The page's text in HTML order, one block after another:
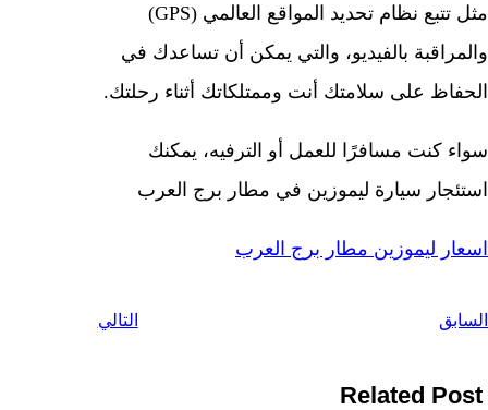
مثل تتبع نظام تحديد المواقع العالمي (GPS)
والمراقبة بالفيديو، والتي يمكن أن تساعدك في
الحفاظ على سلامتك أنت وممتلكاتك أثناء رحلتك.
سواء كنت مسافرًا للعمل أو الترفيه، يمكنك
استئجار سيارة ليموزين في مطار برج العرب
اسعار ليموزين مطار برج العرب
السابق التالي
Related Post